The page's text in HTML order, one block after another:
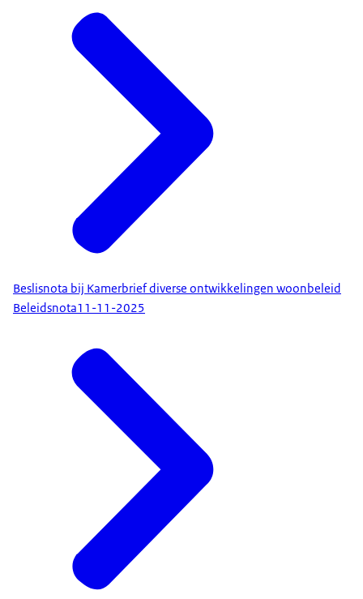
Beslisnota bij Kamerbrief diverse ontwikkelingen woonbeleid
Beleidsnota11-11-2025